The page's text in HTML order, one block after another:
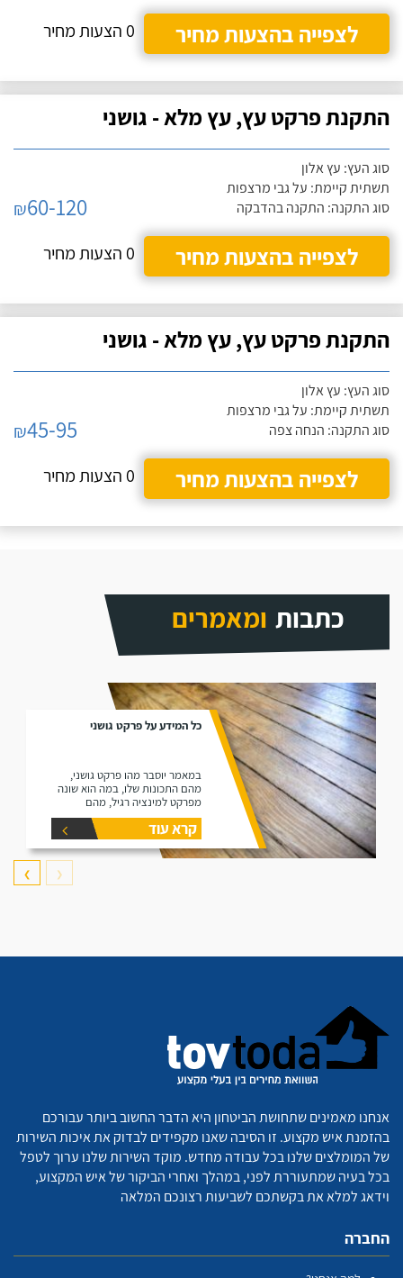
לצפייה בהצעות מחיר
0 הצעות מחיר
התקנת פרקט עץ, עץ מלא - גושני
סוג העץ: עץ אלון
תשתית קיימת: על גבי מרצפות
סוג התקנה: התקנה בהדבקה
₪60-120
לצפייה בהצעות מחיר
0 הצעות מחיר
התקנת פרקט עץ, עץ מלא - גושני
סוג העץ: עץ אלון
תשתית קיימת: על גבי מרצפות
סוג התקנה: הנחה צפה
₪45-95
לצפייה בהצעות מחיר
0 הצעות מחיר
כתבות ומאמרים
כל המידע על פרקט גושני
במאמר יוסבר מהו פרקט גושני,
מהם התכונות שלו, במה הוא שונה
מפרקט למינציה רגיל, מהם
היתרונות שלו ומהם החסרונות שלו.
קרא עוד
❮
❯
אנחנו מאמינים שתחושת הביטחון היא הדבר החשוב ביותר עבורכם
בהזמנת איש מקצוע. זו הסיבה שאנו מקפידים לבדוק את איכות השירות
של המומלצים שלנו בכל עבודה מחדש. מוקד השירות שלנו ערוך לטפל
בכל בעיה שמתעוררת לפני, במהלך ואחרי הביקור של איש המקצוע,
וידאג למלא את בקשתכם לשביעות רצונכם המלאה
החברה